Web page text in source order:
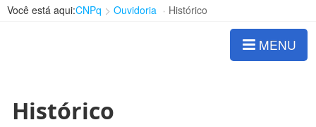
Você está aqui:CNPq Ouvidoria Histórico
MENU
Histórico